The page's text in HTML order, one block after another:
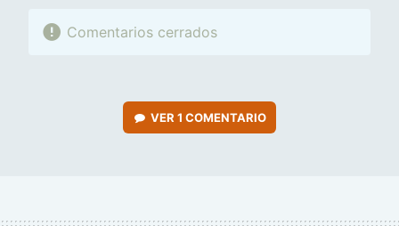
Comentarios cerrados
VER 1 COMENTARIO